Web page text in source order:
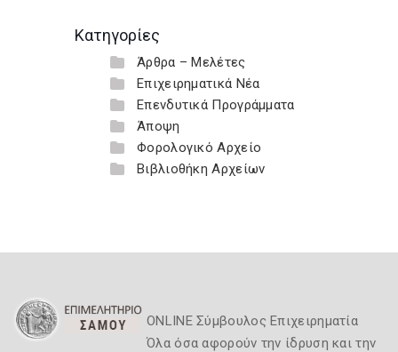
Κατηγορίες
Άρθρα – Μελέτες
Επιχειρηματικά Νέα
Επενδυτικά Προγράμματα
Άποψη
Φορολογικό Αρχείο
Βιβλιοθήκη Αρχείων
ONLINE Σύμβουλος Επιχειρηματία
Όλα όσα αφορούν την ίδρυση και την